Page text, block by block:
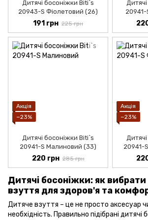
Дитячі босоніжки Biti`s
20943-S Фіолетовий (26)
191 грн 225 грн
20941-
Акція
−23%
Дитячі босоніжки Biti`s
20941-S Малиновий (33)
220 грн 285 грн
Акція
−23%
20941-
Дитячі босоніжки: як
взуття для здоров'я та
Дитяче взуття – це не просто аксесуар
необхідність. Правильно підібрані дитячі